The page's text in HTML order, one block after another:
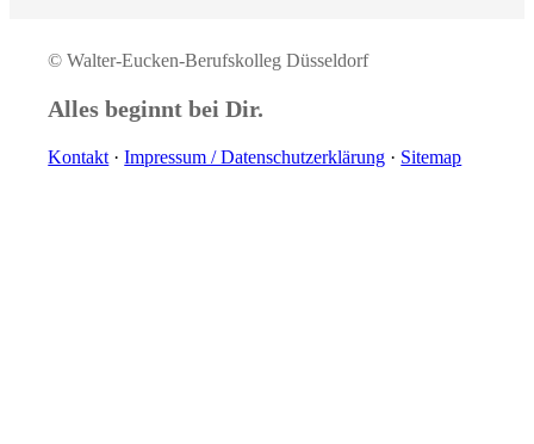
© Walter-Eucken-Berufskolleg Düsseldorf
Alles beginnt bei Dir.
Kontakt ·Impressum / Daten­schutz­erklärung · Sitemap